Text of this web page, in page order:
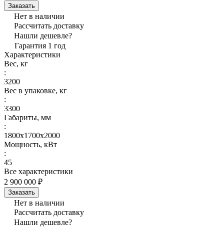
Заказать
Нет в наличии
Рассчитать доставку
Нашли дешевле?
Гарантия 1 год
Характеристики
Вес, кг
:
3200
Вес в упаковке, кг
:
3300
Габариты, мм
:
1800х1700х2000
Мощность, кВт
:
45
Все характеристики
2 900 000 ₽
Заказать
Нет в наличии
Рассчитать доставку
Нашли дешевле?